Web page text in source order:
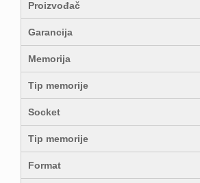
Proizvođač
Garancija
Memorija
Tip memorije
Socket
Tip memorije
Format